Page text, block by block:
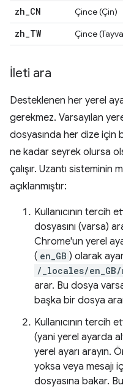
zh CN Çince (Çin)
zh TW Çince
İleti ara
Desteklenen her yerel
gerekmez. Varsayılan
dosyasında her dize
ne kadar seyrek olursa
çalışır. Uzantı sisteminin
açıklanmıştır:
Kullanıcının tercih
dosyasını (varsa)
Chrome'un yerel
( en_GB ) olarak
/_locales/en_GB/
arar. Bu dosya
başka bir dosya
Kullanıcının tercih
(yani yerel ayarda
yerel ayarı arayın.
yoksa veya mesajı
dosyasına bakar.